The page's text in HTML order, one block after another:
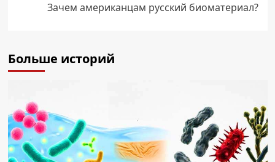
Зачем американцам русский биоматериал?
Больше историй